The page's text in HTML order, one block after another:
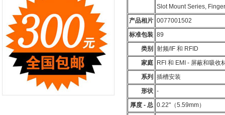
Slot Mount Series,
产品相片 0077001502
标准包装 89
类别
射频/IF 和 RFID
家庭
RFI 和 EMI - 屏蔽和吸收
系列
插槽安装
形状 -
厚度 - 总 0.22"（5.59mm）